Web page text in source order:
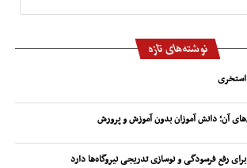
نوشته‌های تازه
آن؛ دانش آموزان بدون آموزش و پرورش
رفع فرسودگی و نوسازی تدریجی نیروگاه‌ها دارد